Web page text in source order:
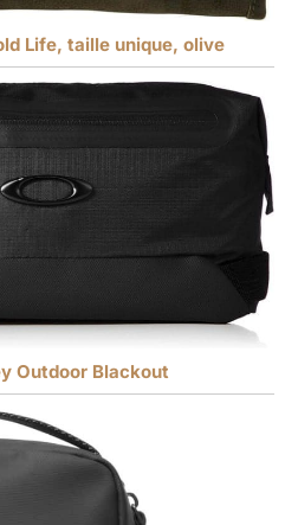
Life, taille unique, olive
Outdoor Blackout